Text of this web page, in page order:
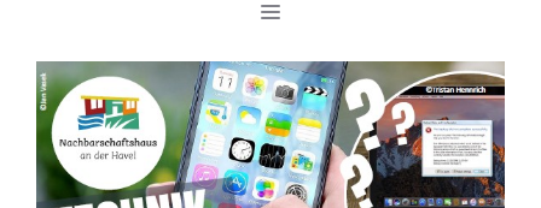
springen
MENÜ